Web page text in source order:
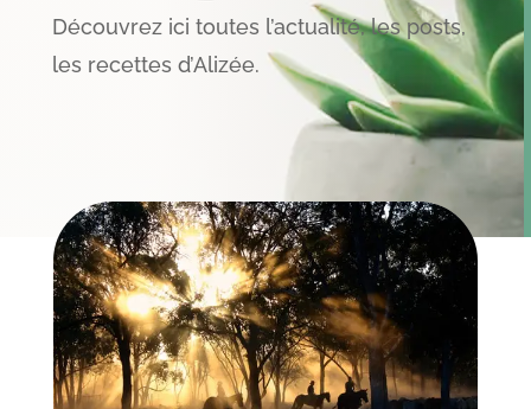
Découvrez ici toutes l’actualité, les posts,
les recettes d’Alizée.